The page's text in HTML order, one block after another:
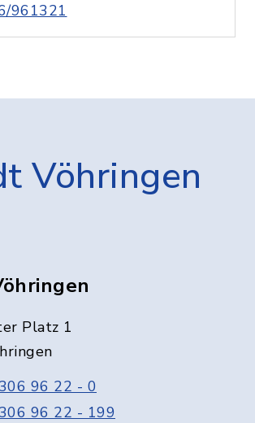
961321
Vöhringen
Platz 1
96 22 - 0
96 22 - 199